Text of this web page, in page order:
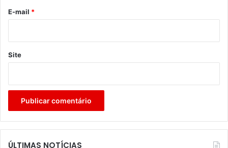
*
E-mail *
Site
ÚLTIMAS NOTÍCIAS